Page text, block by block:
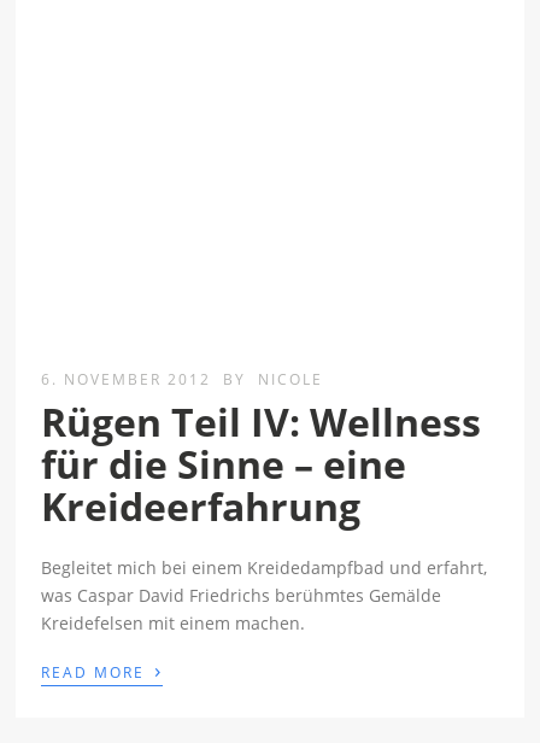
6. NOVEMBER 2012 BY NICOLE
Rügen Teil IV: Wellness
für die Sinne – eine
Kreideerfahrung
Begleitet mich bei einem Kreidedampfbad und erfahrt,
was Caspar David Friedrichs berühmtes Gemälde
Kreidefelsen mit einem machen.
READ MORE ›